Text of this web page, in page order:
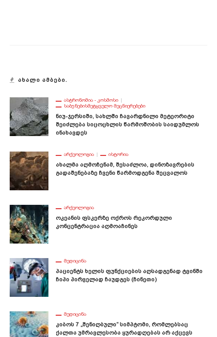
ᲐᲮᲐᲚᲘ ᲐᲛᲑᲔᲑᲘ.
ᲐᲡᲢᲠᲝᲜᲝᲛᲘᲐ - ᲙᲝᲡᲛᲝᲡᲘ
ᲡᲐᲑᲣᲜᲔᲑᲘᲡᲛᲔᲢᲧᲕᲔᲚᲝ ᲛᲔᲪᲜᲘᲔᲠᲔᲑᲔᲑᲘ
Ნიუ-Ჯერსიში, Სახლში Ჩავარდნილი Მეტეორიტი
Შეიძლება Სიცოცხლის Წარმოშობის Საიდუმლოს
Ინახავდეს
ᲐᲠᲥᲔᲝᲚᲝᲒᲘᲐ ᲘᲡᲢᲝᲠᲘᲐ
Ახალმა Აღმოჩენამ, Შესაძლოა, Დინოზავრების
Გადაშენებაზე Ჩვენი Წარმოდგენა Შეცვალოს
ᲐᲠᲥᲔᲝᲚᲝᲒᲘᲐ
Ოკეანის Ფსკერზე Ოქროს Რეკორდული
Კონცენტრაცია Აღმოაჩინეს
ᲛᲔᲓᲘᲪᲘᲜᲐ
Პაციენტს Ხელის Ფუნქციების Აღსადგენად Ტვინში
Ჩიპი Პირველად Ჩაუდგეს (ჩინეთი)
ᲛᲔᲓᲘᲪᲘᲜᲐ
Კიბოს 7 „შენიღბული“ Სიმპტომი, Რომლებსაც
Ქალთა Უმრავლესობა Ყურადღებას Არ Აქცევს